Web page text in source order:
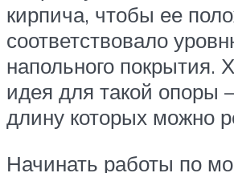
кирпича, чтобы ее
соответствовало
напольного покрытия.
идея для такой опоры
длину которых можно
Начинать работы по